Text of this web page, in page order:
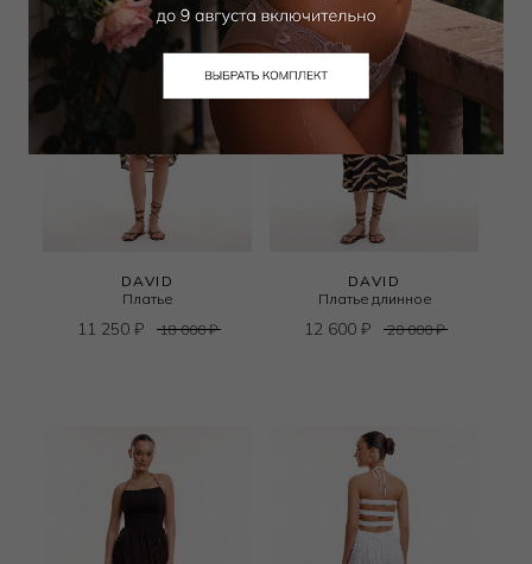
DAVID
Платье
11 250 ₽ 18 000₽
DAVID
Платье длинное
12 600 ₽ 20 000₽